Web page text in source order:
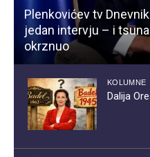
Plenkovićev tv
jedan intervju – i
okrznuo
KOLUMNE
Dalija